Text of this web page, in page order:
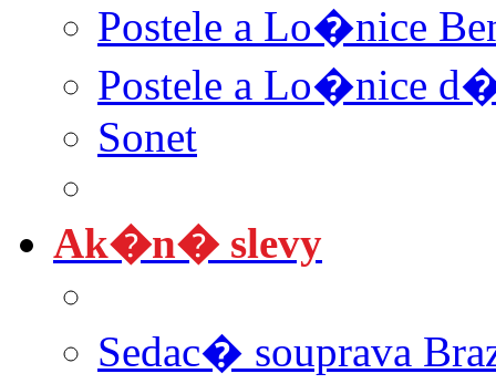
Postele a Lo�nice
Postele a Lo�nice
Sonet
Ak�n� slevy
Sedac� souprava